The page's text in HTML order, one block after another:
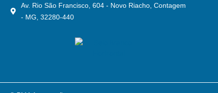
Av. Rio São Francisco, 604 - Novo Riacho, Contagem
- MG, 32280-440